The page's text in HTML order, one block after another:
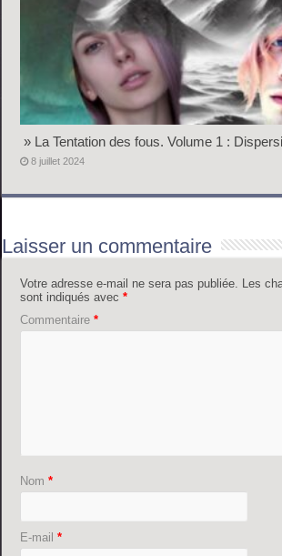
» La Tentation des fous. Volume 1 :
8 juillet 2024
Laisser un commentaire
Votre adresse e-mail ne sera pas publiée.
Les
sont indiqués avec*
Commentaire*
Nom*
E-mail*